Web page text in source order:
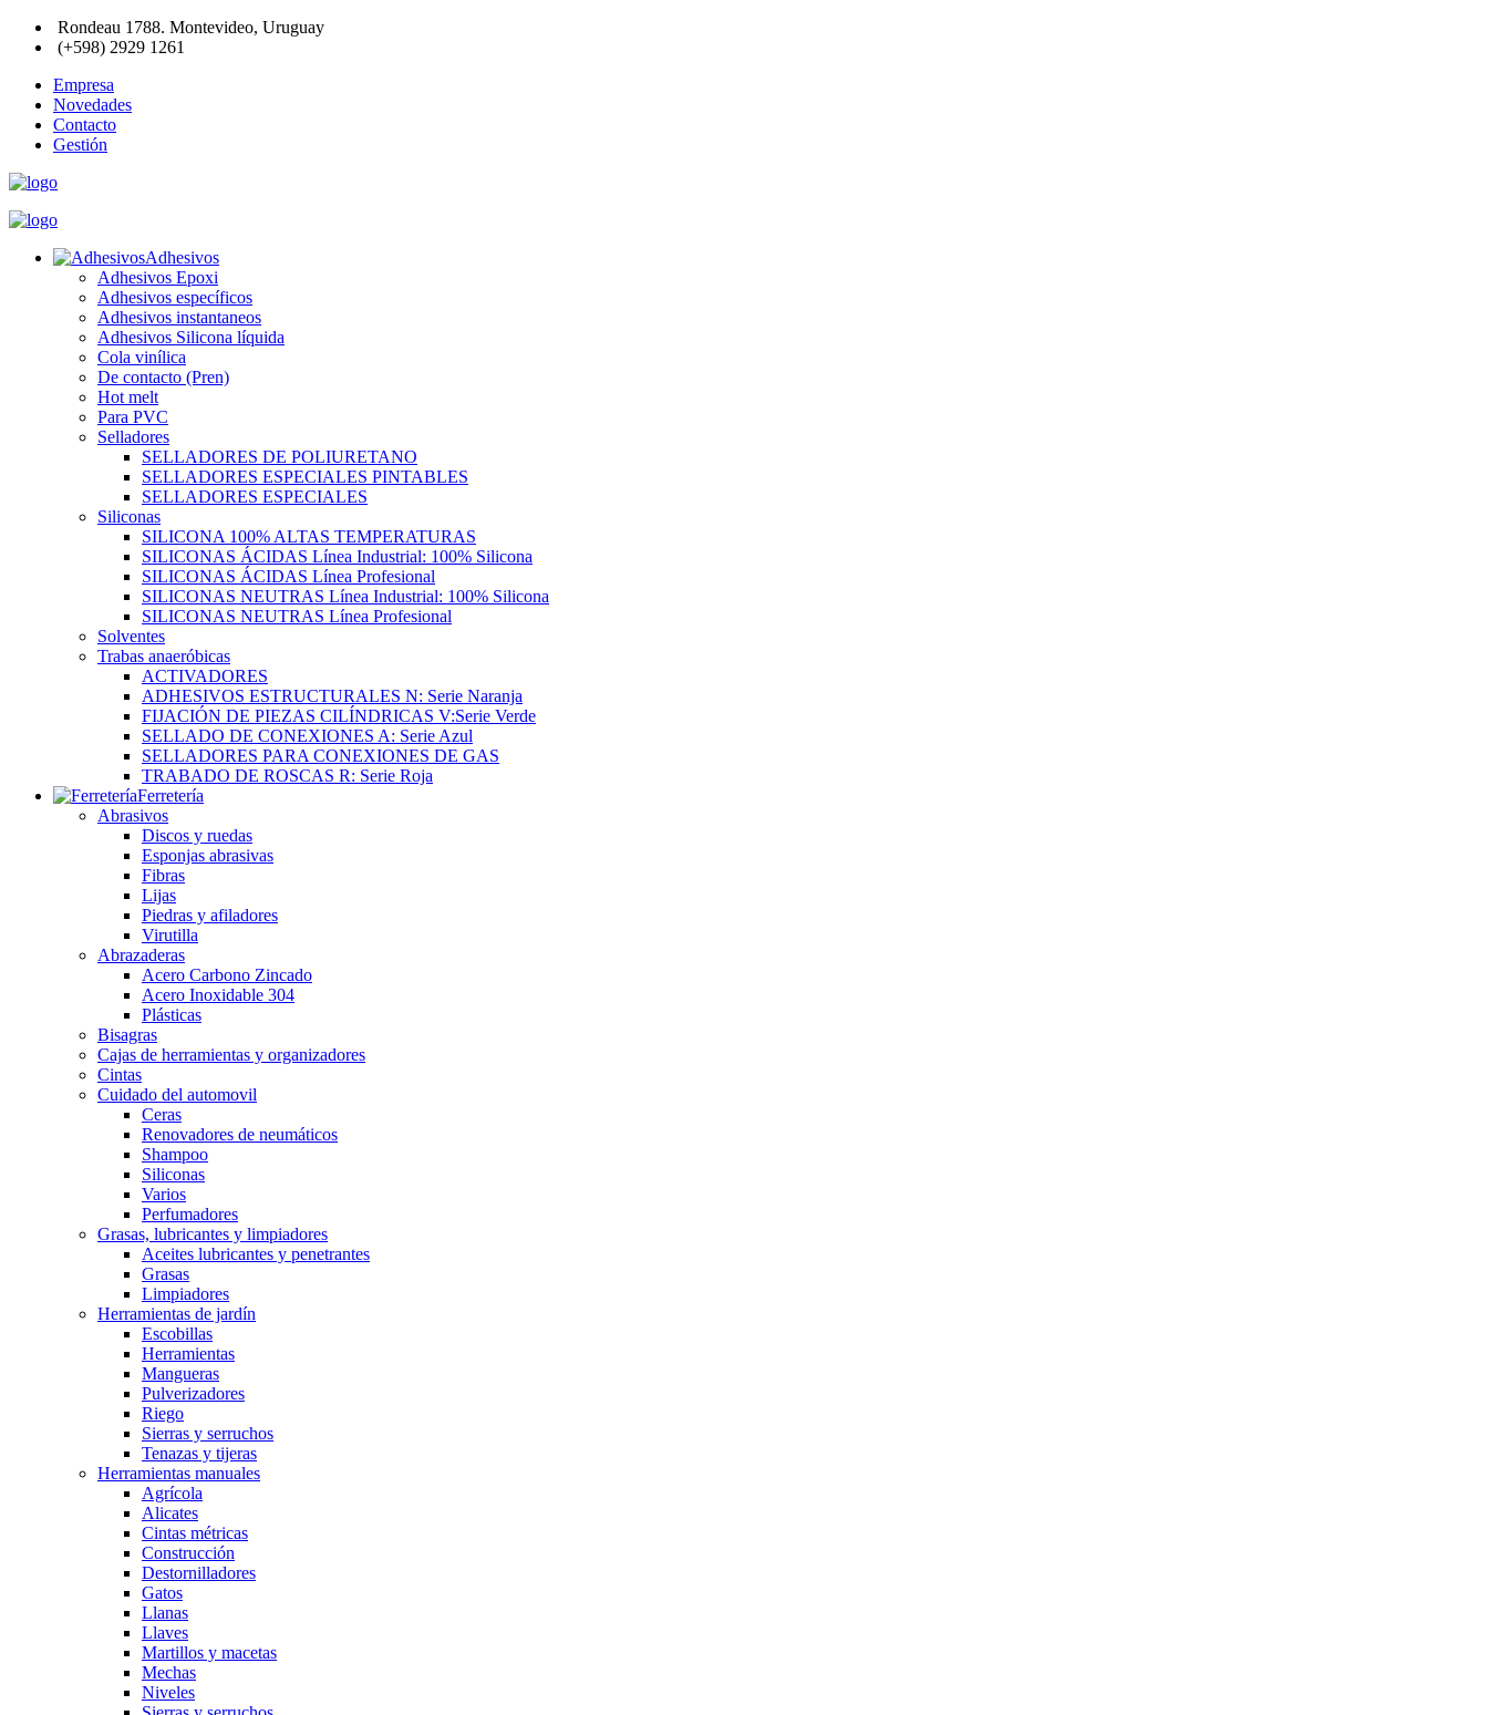
Rondeau 1788. Montevideo, Uruguay
(+598) 2929 1261
Empresa
Novedades
Contacto
Gestión
Adhesivos
Adhesivos Epoxi
Adhesivos específicos
Adhesivos instantaneos
Adhesivos Silicona líquida
Cola vinílica
De contacto (Pren)
Hot melt
Para PVC
Selladores
SELLADORES DE POLIURETANO
SELLADORES ESPECIALES PINTABLES
SELLADORES ESPECIALES
Siliconas
SILICONA 100% ALTAS TEMPERATURAS
SILICONAS ÁCIDAS Línea Industrial: 100% Silicona
SILICONAS ÁCIDAS Línea Profesional
SILICONAS NEUTRAS Línea Industrial: 100% Silicona
SILICONAS NEUTRAS Línea Profesional
Solventes
Trabas anaeróbicas
ACTIVADORES
ADHESIVOS ESTRUCTURALES N: Serie Naranja
FIJACIÓN DE PIEZAS CILÍNDRICAS V:Serie Verde
SELLADO DE CONEXIONES A: Serie Azul
SELLADORES PARA CONEXIONES DE GAS
TRABADO DE ROSCAS R: Serie Roja
Ferretería
Abrasivos
Discos y ruedas
Esponjas abrasivas
Fibras
Lijas
Piedras y afiladores
Virutilla
Abrazaderas
Acero Carbono Zincado
Acero Inoxidable 304
Plásticas
Bisagras
Cajas de herramientas y organizadores
Cintas
Cuidado del automovil
Ceras
Renovadores de neumáticos
Shampoo
Siliconas
Varios
Perfumadores
Grasas, lubricantes y limpiadores
Aceites lubricantes y penetrantes
Grasas
Limpiadores
Herramientas de jardín
Escobillas
Herramientas
Mangueras
Pulverizadores
Riego
Sierras y serruchos
Tenazas y tijeras
Herramientas manuales
Agrícola
Alicates
Cintas métricas
Construcción
Destornilladores
Gatos
Llanas
Llaves
Martillos y macetas
Mechas
Niveles